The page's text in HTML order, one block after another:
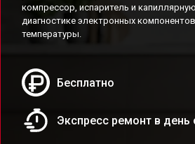
компрессор, испаритель и
диагностике электронных
температуры.
Бесплатно
Экспресс ремонт в день